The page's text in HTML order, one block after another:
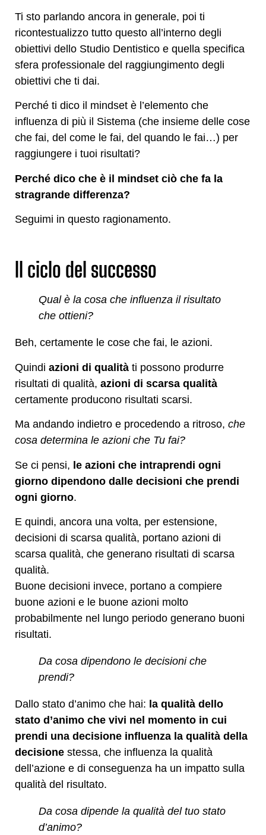
Ti sto parlando ancora in generale, poi ti
ricontestualizzo tutto questo all’interno degli
obiettivi dello Studio Dentistico e quella specifica
sfera professionale del raggiungimento degli
obiettivi che ti dai.
Perché ti dico il mindset è l’elemento che
influenza di più il Sistema (che insieme delle cose
che fai, del come le fai, del quando le fai…) per
raggiungere i tuoi risultati?
Perché dico che è il mindset ciò che fa la
stragrande differenza?
Seguimi in questo ragionamento.
Il ciclo del successo
Qual è la cosa che influenza il risultato
che ottieni?
Beh, certamente le cose che fai, le azioni.
Quindi azioni di qualità ti possono produrre
risultati di qualità, azioni di scarsa qualità
certamente producono risultati scarsi.
Ma andando indietro e procedendo a ritroso, che
cosa determina le azioni che Tu fai?
Se ci pensi, le azioni che intraprendi ogni
giorno dipendono dalle decisioni che prendi
ogni giorno.
E quindi, ancora una volta, per estensione,
decisioni di scarsa qualità, portano azioni di
scarsa qualità, che generano risultati di scarsa
qualità.
Buone decisioni invece, portano a compiere
buone azioni e le buone azioni molto
probabilmente nel lungo periodo generano buoni
risultati.
Da cosa dipendono le decisioni che
prendi?
Dallo stato d’animo che hai: la qualità dello
stato d’animo che vivi nel momento in cui
prendi una decisione influenza la qualità della
decisione stessa, che influenza la qualità
dell’azione e di conseguenza ha un impatto sulla
qualità del risultato.
Da cosa dipende la qualità del tuo stato
d’animo?